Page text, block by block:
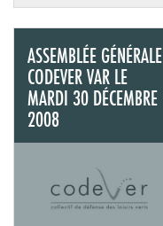
ASSEMBLÉE GÉNÉRALE
CODEVER VAR LE
MARDI 30 DÉCEMBRE
2008